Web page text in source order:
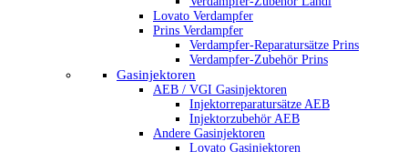
Lovato Verdampfer
Prins Verdampfer
Verdampfer-Reparatursätze Prins
Verdampfer-Zubehör Prins
Gasinjektoren
AEB / VGI Gasinjektoren
Injektorreparatursätze AEB
Injektorzubehör AEB
Andere Gasinjektoren
Lovato Gasinjektoren